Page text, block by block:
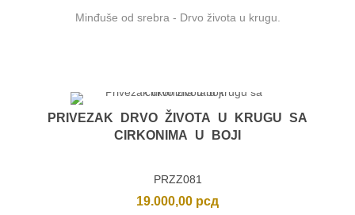
Minđuše od srebra - Drvo života u krugu.
PRIVEZAK DRVO ŽIVOTA U KRUGU SA
CIRKONIMA U BOJI
PRZZ081
19.000,00 рсд